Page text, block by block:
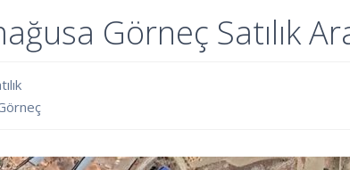
Görneç Satılık